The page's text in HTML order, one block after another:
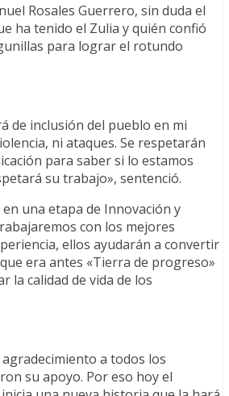
Rosales Guerrero, sin duda el
ha tenido el Zulia y quién confió
para lograr el rotundo
de inclusión del pueblo en mi
ni ataques. Se respetarán
para saber si lo estamos
su trabajo», sentenció.
una etapa de Innovación y
con los mejores
ellos ayudarán a convertir
era antes «Tierra de progreso»
la calidad de vida de los
a todos los
su apoyo. Por eso hoy el